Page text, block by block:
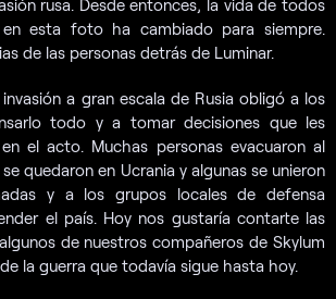
rusa. Desde entonces, la vida de todos
esta foto ha cambiado para siempre.
de las personas detrás de Luminar.
a gran escala de Rusia obligó a los
todo y a tomar decisiones que les
el acto. Muchas personas evacuaron al
quedaron en Ucrania y algunas se unieron
y a los grupos locales de defensa
el país. Hoy nos gustaría contarte las
de nuestros compañeros de Skylum
la guerra que todavía sigue hasta hoy.